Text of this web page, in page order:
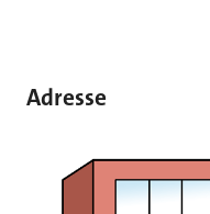
Adresse